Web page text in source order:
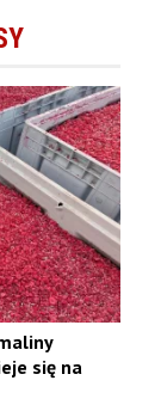
się na